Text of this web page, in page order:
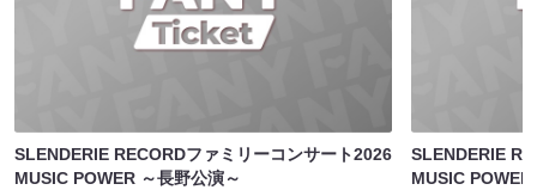
SLENDERIE RECORDファミリーコンサート2026
MUSIC POWER ～長野公演～
SLENDERIE
MUSIC